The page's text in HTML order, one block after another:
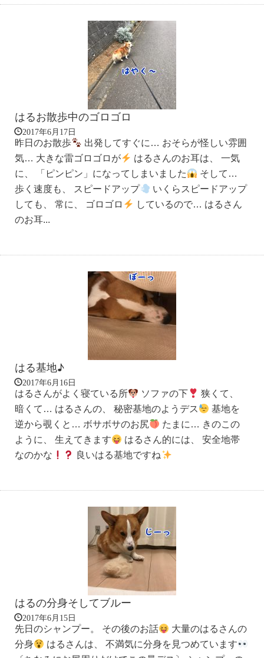
はるお散歩中のゴロゴロ
2017年6月17日
昨日のお散歩
出発してすぐに… おそらが怪しい雰囲
気… 大きな雷ゴロゴロが
はるさんのお耳は、 一気
に、 「ピンピン」になってしまいました
そして…
歩く速度も、 スピードアップ
いくらスピードアップ
しても、 常に、 ゴロゴロ
しているので… はるさん
のお耳...
はる基地♪
2017年6月16日
はるさんがよく寝ている所 ソファの下
狭くて、
暗くて… はるさんの、 秘密基地のようデス
基地を
逆から覗くと… ボサボサのお尻
たまに… きのこの
ように、 生えてきます
はるさん的には、 安全地帯
なのかな
良いはる基地ですね
はるの分身そしてブルー
2017年6月15日
先日のシャンプー。 その後のお話
大量のはるさんの
分身
はるさんは、 不満気に分身を見つめています